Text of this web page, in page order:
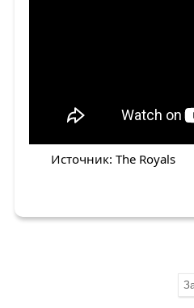
Источник: The Royals